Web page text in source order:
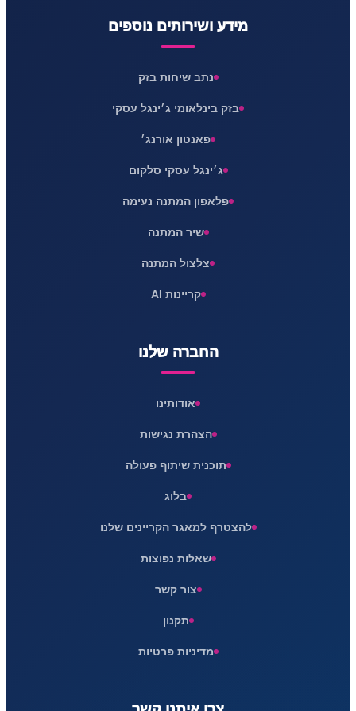
מידע ושירותים נוספים
נתב שיחות בזק
בזק בינלאומי ג׳ינגל עסקי
פאנטון אורנג׳
ג׳ינגל עסקי סלקום
פלאפון המתנה נעימה
שיר המתנה
צלצול המתנה
קריינות AI
החברה שלנו
אודותינו
הצהרת נגישות
תוכנית שיתוף פעולה
בלוג
להצטרף למאגר הקריינים שלנו
שאלות נפוצות
צור קשר
תקנון
מדיניות פרטיות